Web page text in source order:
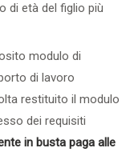
di età del figlio più
modulo di
di lavoro
restituito il modulo
dei requisiti
in busta paga alle